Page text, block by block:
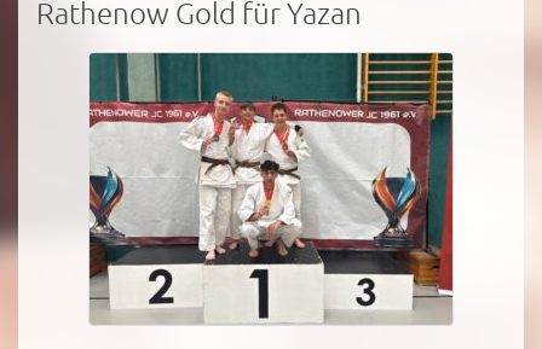
Rathenow Gold für Yazan